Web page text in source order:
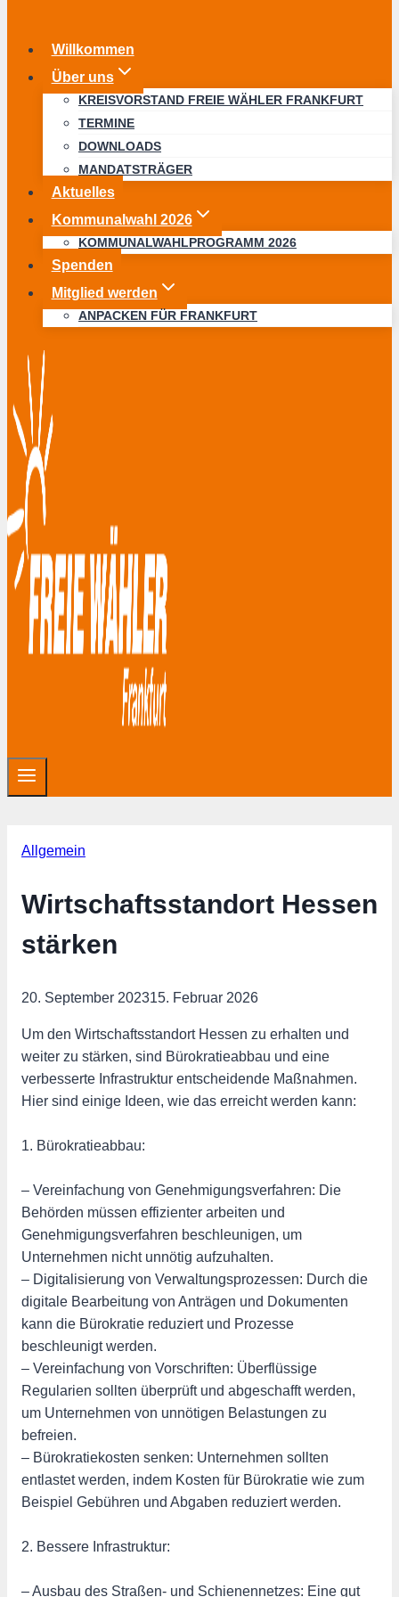
Willkommen
Über uns
KREISVORSTAND FREIE WÄHLER FRANKFURT
TERMINE
DOWNLOADS
MANDATSTRÄGER
Aktuelles
Kommunalwahl 2026
KOMMUNALWAHLPROGRAMM 2026
Spenden
Mitglied werden
ANPACKEN FÜR FRANKFURT
Allgemein
Wirtschaftsstandort Hessen
stärken
20. September 202315. Februar 2026
Um den Wirtschaftsstandort Hessen zu erhalten und
weiter zu stärken, sind Bürokratieabbau und eine
verbesserte Infrastruktur entscheidende Maßnahmen.
Hier sind einige Ideen, wie das erreicht werden kann:
1. Bürokratieabbau:
– Vereinfachung von Genehmigungsverfahren: Die
Behörden müssen effizienter arbeiten und
Genehmigungsverfahren beschleunigen, um
Unternehmen nicht unnötig aufzuhalten.
– Digitalisierung von Verwaltungsprozessen: Durch die
digitale Bearbeitung von Anträgen und Dokumenten
kann die Bürokratie reduziert und Prozesse
beschleunigt werden.
– Vereinfachung von Vorschriften: Überflüssige
Regularien sollten überprüft und abgeschafft werden,
um Unternehmen von unnötigen Belastungen zu
befreien.
– Bürokratiekosten senken: Unternehmen sollten
entlastet werden, indem Kosten für Bürokratie wie zum
Beispiel Gebühren und Abgaben reduziert werden.
2. Bessere Infrastruktur:
– Ausbau des Straßen- und Schienennetzes: Eine gut